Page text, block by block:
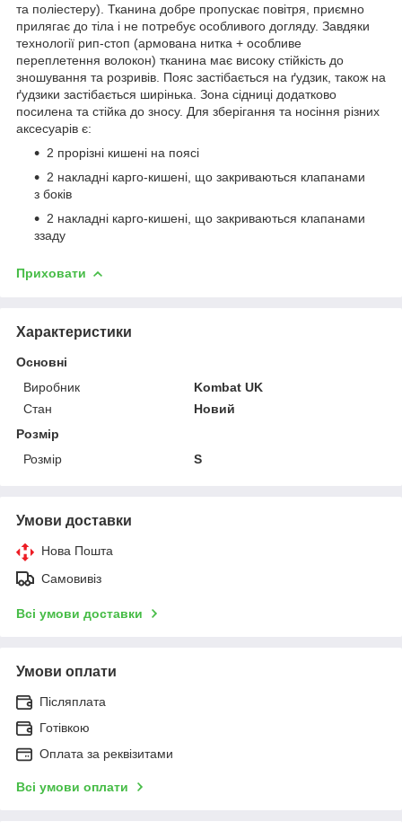
та поліестеру). Тканина добре пропускає повітря, приємно
прилягає до тіла і не потребує особливого догляду. Завдяки
технології рип-стоп (армована нитка + особливе
переплетення волокон) тканина має високу стійкість до
зношування та розривів. Пояс застібається на ґудзик, також на
ґудзики застібається ширінька. Зона сідниці додатково
посилена та стійка до зносу. Для зберігання та носіння різних
аксесуарів є:
2 прорізні кишені на поясі
2 накладні карго-кишені, що закриваються клапанами
з боків
2 накладні карго-кишені, що закриваються клапанами
ззаду
Приховати
Характеристики
Основні
Виробник
Kombat UK
Стан
Новий
Розмір
Розмір
S
Умови доставки
Нова Пошта
Самовивіз
Всі умови доставки
Умови оплати
Післяплата
Готівкою
Оплата за реквізитами
Всі умови оплати